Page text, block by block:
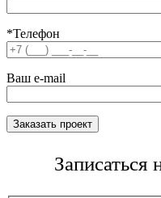
*Телефон
Ваш e-mail
Записаться